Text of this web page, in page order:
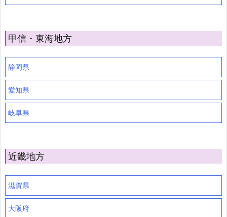
甲信・東海地方
静岡県
愛知県
岐阜県
近畿地方
滋賀県
大阪府